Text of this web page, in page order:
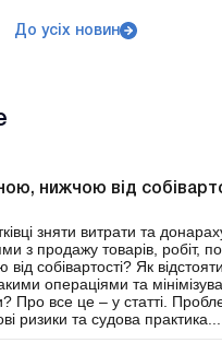
До усіх новин
нижчою від
зняти витрати та
з продажу товарів, робіт,
собівартості? Як відстояти
операціями та
Про все це – у статті.
ризики та судова практика...